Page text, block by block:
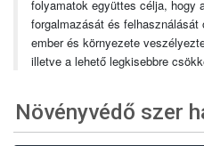
folyamatok együttes célja, hogy
forgalmazását és
ember és környezete
illetve a lehető legkisebbre
Növényvédő szer